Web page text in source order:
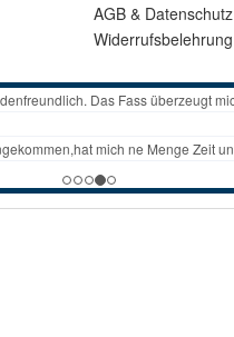
AGB & Datenschutz
Widerrufsbelehrung